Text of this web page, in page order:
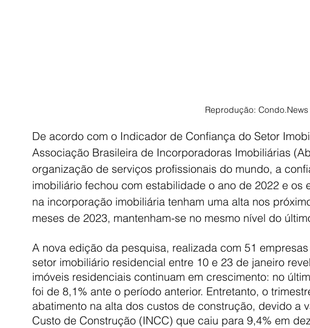
Reprodução: Condo.News
De acordo com o Indicador de Confiança do Setor
Associação Brasileira de Incorporadoras Imobiliárias
organização de serviços profissionais do mundo, a
imobiliário fechou com estabilidade o ano de 2022 e os
na incorporação imobiliária tenham uma alta nos
meses de 2023, mantenham-se no mesmo nível do
A nova edição da pesquisa, realizada com 51
setor imobiliário residencial entre 10 e 23 de janeiro
imóveis residenciais continuam em crescimento: no
foi de 8,1% ante o período anterior. Entretanto, o
abatimento na alta dos custos de construção, devido a
Custo de Construção (INCC) que caiu para 9,4% em